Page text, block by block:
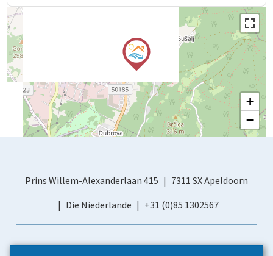
+
−
Prins Willem-Alexanderlaan 415
7311 SX Apeldoorn
Die Niederlande
+31 (0)85 1302567